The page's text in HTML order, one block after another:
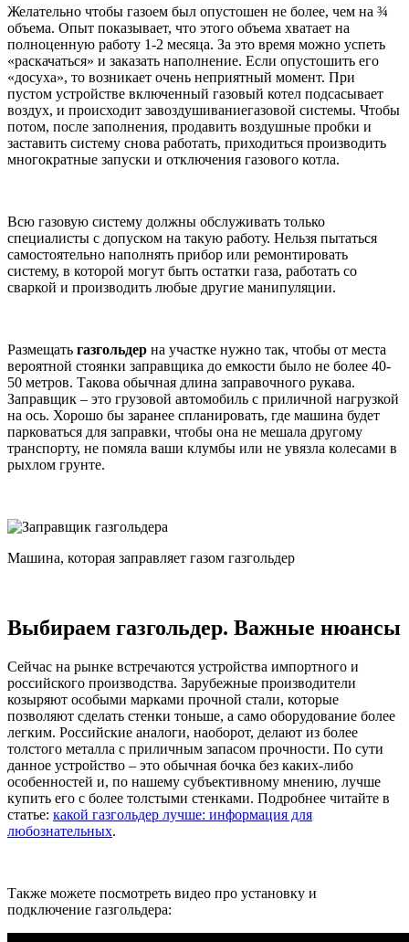
Желательно чтобы газоем был опустошен не более, чем на ¾
объема. Опыт показывает, что этого объема хватает на
полноценную работу 1-2 месяца. За это время можно успеть
«раскачаться» и заказать наполнение. Если опустошить его
«досуха», то возникает очень неприятный момент. При
пустом устройстве включенный газовый котел подсасывает
воздух, и происходит завоздушиваниегазовой системы. Чтобы
потом, после заполнения, продавить воздушные пробки и
заставить систему снова работать, приходиться производить
многократные запуски и отключения газового котла.
Всю газовую систему должны обслуживать только
специалисты с допуском на такую работу. Нельзя пытаться
самостоятельно наполнять прибор или ремонтировать
систему, в которой могут быть остатки газа, работать со
сваркой и производить любые другие манипуляции.
Размещать газгольдер на участке нужно так, чтобы от места
вероятной стоянки заправщика до емкости было не более 40-
50 метров. Такова обычная длина заправочного рукава.
Заправщик – это грузовой автомобиль с приличной нагрузкой
на ось. Хорошо бы заранее спланировать, где машина будет
парковаться для заправки, чтобы она не мешала другому
транспорту, не помяла ваши клумбы или не увязла колесами в
рыхлом грунте.
Машина, которая заправляет газом газгольдер
Выбираем газгольдер. Важные нюансы
Сейчас на рынке встречаются устройства импортного и
российского производства. Зарубежные производители
козыряют особыми марками прочной стали, которые
позволяют сделать стенки тоньше, а само оборудование более
легким. Российские аналоги, наоборот, делают из более
толстого металла с приличным запасом прочности. По сути
данное устройство – это обычная бочка без каких-либо
особенностей и, по нашему субъективному мнению, лучше
купить его с более толстыми стенками. Подробнее читайте в
статье: какой газгольдер лучше: информация для
любознательных.
Также можете посмотреть видео про установку и
подключение газгольдера: